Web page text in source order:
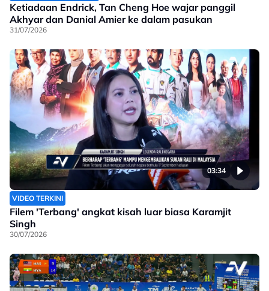
Ketiadaan Endrick, Tan Cheng Hoe wajar panggil
Akhyar dan Danial Amier ke dalam pasukan
31/07/2026
03:34
VIDEO TERKINI
Filem 'Terbang' angkat kisah luar biasa Karamjit
Singh
30/07/2026